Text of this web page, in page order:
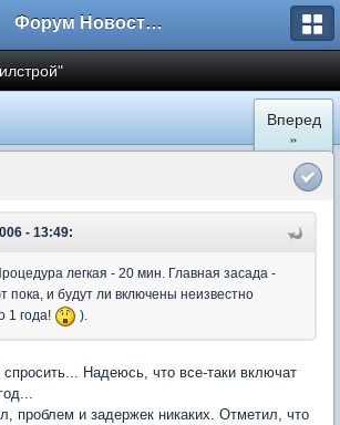
Форум Новостройки
Вперед
»
- 13:49:
легкая - 20 мин. Главная засада -
и будут ли включены неизвестно
1 года!
).
Надеюсь, что все-таки включат
проблем и задержек никаких. Отметил, что